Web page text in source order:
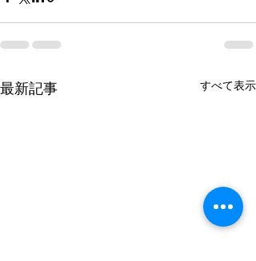
最新記事 すべて表示